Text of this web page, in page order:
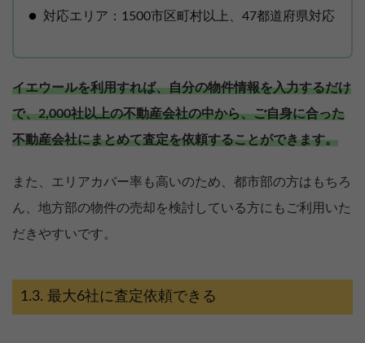
対応エリア：1500市区町村以上、47都道府県対応
イエウールを利用すれば、自分の物件情報を入力するだけ
で、2,000社以上の不動産会社の中から、ご自身に合った
不動産会社にまとめて査定を依頼することができます。
また、エリアカバー率も高いのため、都市部の方はもちろ
ん、地方部の物件の売却を検討している方にもご利用いた
だきやすいです。
最大6社に査定依頼できる